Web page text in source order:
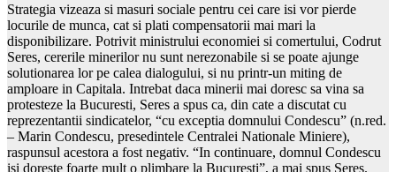
Strategia vizeaza si masuri sociale pentru cei care isi vor pierde
locurile de munca, cat si plati compensatorii mai mari la
disponibilizare. Potrivit ministrului economiei si comertului, Codrut
Seres, cererile minerilor nu sunt nerezonabile si se poate ajunge
solutionarea lor pe calea dialogului, si nu printr-un miting de
amploare in Capitala. Intrebat daca minerii mai doresc sa vina sa
protesteze la Bucuresti, Seres a spus ca, din cate a discutat cu
reprezentantii sindicatelor, “cu exceptia domnului Condescu” (n.red.
– Marin Condescu, presedintele Centralei Nationale Miniere),
raspunsul acestora a fost negativ. “In continuare, domnul Condescu
isi doreste foarte mult o plimbare la Bucuresti”, a mai spus Seres.